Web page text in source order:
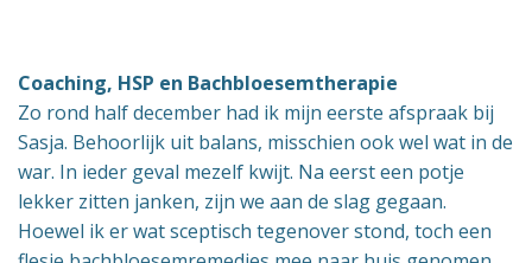
Coaching, HSP en Bachbloesemtherapie
Zo rond half december had ik mijn eerste afspraak bij
Sasja. Behoorlijk uit balans, misschien ook wel wat in de
war. In ieder geval mezelf kwijt. Na eerst een potje
lekker zitten janken, zijn we aan de slag gegaan.
Hoewel ik er wat sceptisch tegenover stond, toch een